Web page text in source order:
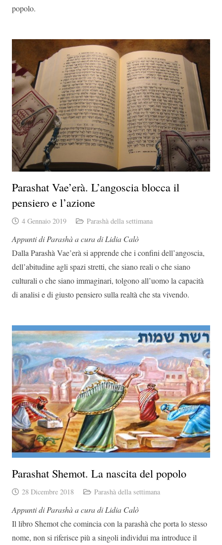
popolo.
Parashat Vae’erà. L’angoscia blocca il
pensiero e l’azione
4 Gennaio 2019 Parashà della settimana
Appunti di Parashà a cura di Lidia Calò
Dalla Parashà Vae’erà si apprende che i confini dell’angoscia,
dell’abitudine agli spazi stretti, che siano reali o che siano
culturali o che siano immaginari, tolgono all’uomo la capacità
di analisi e di giusto pensiero sulla realtà che sta vivendo.
Parashat Shemot. La nascita del popolo
28 Dicembre 2018 Parashà della settimana
Appunti di Parashà a cura di Lidia Calò
Il libro Shemot che comincia con la parashà che porta lo stesso
nome, non si riferisce più a singoli individui ma introduce il